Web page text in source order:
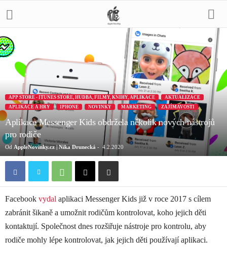
APP STORE - ITUNES STORE, HUDBA, FILMY, KNIHY, APLIKACE
AKTUALIZACE
APLIKACE A HRY
IPHONE NOVINKY MARKETING ZAJÍMAVOSTI
Aplikace Messenger Kids obdržela několik nových nástrojů
pro rodiče
Od AppleNovinky.cz | Nika Drunecká - 4.2.2020
Facebook vydal aplikaci Messenger Kids již v roce 2017 s cílem
zabránit šikaně a umožnit rodičům kontrolovat, koho jejich děti
kontaktují. Společnost dnes rozšiřuje nástroje pro kontrolu, aby
rodiče mohly lépe kontrolovat, jak jejich děti používají aplikaci.